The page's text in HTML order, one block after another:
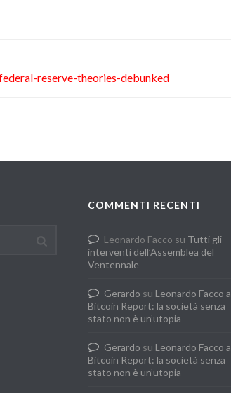
reserve-theories-debunked
COMMENTI RECENTI
Leonardo Facco su Tutti gli
interventi dell’Assemblea del
Ventennale
Gerardo su Leonardo Facco a
Bitcoin Report: la società senza
stato non è un’utopia
Gerardo su Leonardo Facco a
Bitcoin Report: la società senza
stato non è un’utopia